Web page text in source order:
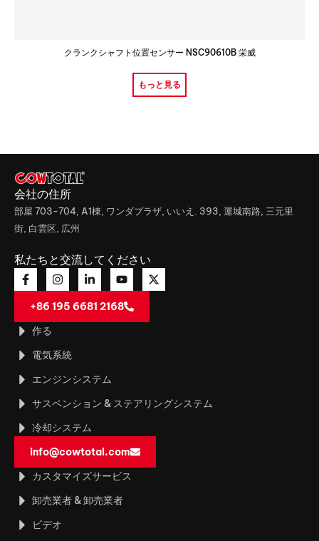
クランクシャフト位置センサー NSC90610B 栄威
もっと見る
会社の住所
部屋 703-704, A1棟, ワンダプラザ, いいえ. 393, 運城南路, 三元里
街, 白雲区, 広州
私たちと交流してください
+86 195 6681 2168
作る
電気系統
エンジンシステム
サスペンション & ステアリングシステム
冷却システム
info@cowtotal.com
カスタマイズサービス
卸売業者 & 卸売業者
ビデオ